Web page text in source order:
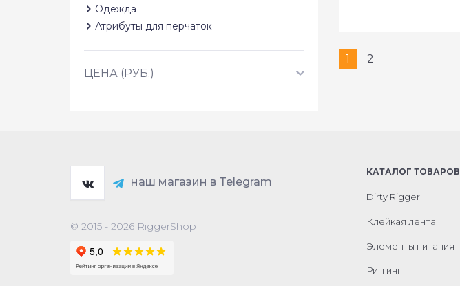
Одежда
Атрибуты для перчаток
ЦЕНА (РУБ.)
1 2
наш магазин в Telegram
© 2015 - 2026 RiggerShop
КАТАЛОГ ТОВАРОВ
Dirty Rigger
Клейкая лента
Элементы питания
Риггинг